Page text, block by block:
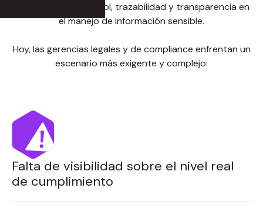
estándares de control, trazabilidad y transparencia en
el manejo de información sensible.
Hoy, las gerencias legales y de compliance enfrentan un
escenario más exigente y complejo:
Falta de visibilidad sobre el nivel real
de cumplimiento